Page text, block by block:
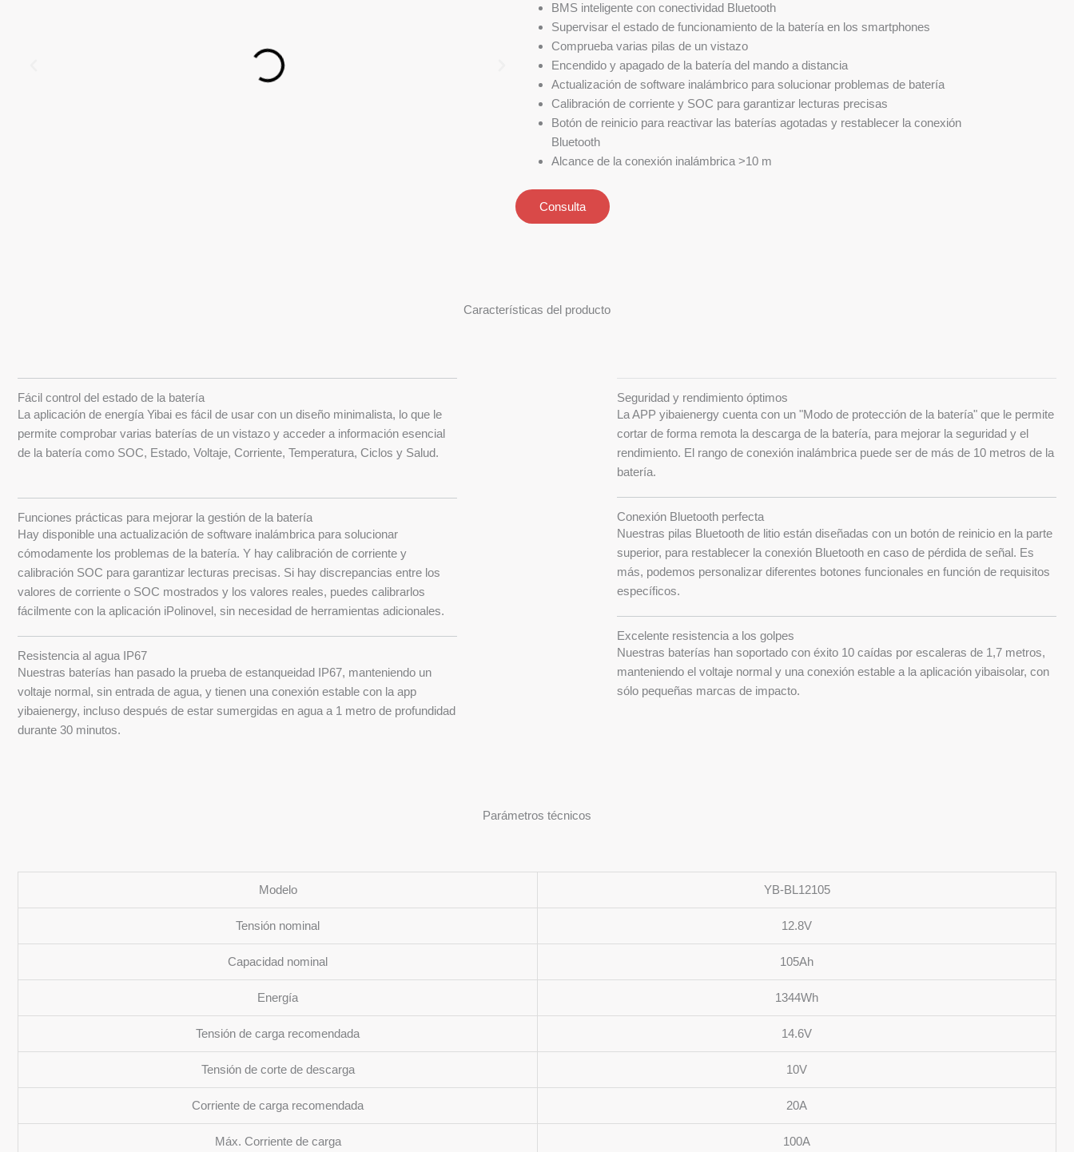
BMS inteligente con conectividad Bluetooth
Supervisar el estado de funcionamiento de la batería en los smartphones
Comprueba varias pilas de un vistazo
Encendido y apagado de la batería del mando a distancia
Actualización de software inalámbrico para solucionar problemas de batería
Calibración de corriente y SOC para garantizar lecturas precisas
Botón de reinicio para reactivar las baterías agotadas y restablecer la conexión
Bluetooth
Alcance de la conexión inalámbrica >10 m
Consulta
Características del producto
Fácil control del estado de la batería
La aplicación de energía Yibai es fácil de usar con un diseño minimalista, lo que le
permite comprobar varias baterías de un vistazo y acceder a información esencial
de la batería como SOC, Estado, Voltaje, Corriente, Temperatura, Ciclos y Salud.
Funciones prácticas para mejorar la gestión de la batería
Hay disponible una actualización de software inalámbrica para solucionar
cómodamente los problemas de la batería. Y hay calibración de corriente y
calibración SOC para garantizar lecturas precisas. Si hay discrepancias entre los
valores de corriente o SOC mostrados y los valores reales, puedes calibrarlos
fácilmente con la aplicación iPolinovel, sin necesidad de herramientas adicionales.
Resistencia al agua IP67
Nuestras baterías han pasado la prueba de estanqueidad IP67, manteniendo un
voltaje normal, sin entrada de agua, y tienen una conexión estable con la app
yibaienergy, incluso después de estar sumergidas en agua a 1 metro de profundidad
durante 30 minutos.
Seguridad y rendimiento óptimos
La APP yibaienergy cuenta con un "Modo de protección de la batería" que le permite
cortar de forma remota la descarga de la batería, para mejorar la seguridad y el
rendimiento. El rango de conexión inalámbrica puede ser de más de 10 metros de la
batería.
Conexión Bluetooth perfecta
Nuestras pilas Bluetooth de litio están diseñadas con un botón de reinicio en la parte
superior, para restablecer la conexión Bluetooth en caso de pérdida de señal. Es
más, podemos personalizar diferentes botones funcionales en función de requisitos
específicos.
Excelente resistencia a los golpes
Nuestras baterías han soportado con éxito 10 caídas por escaleras de 1,7 metros,
manteniendo el voltaje normal y una conexión estable a la aplicación yibaisolar, con
sólo pequeñas marcas de impacto.
Parámetros técnicos
Modelo YB-BL12105
Tensión nominal 12.8V
Capacidad nominal 105Ah
Energía 1344Wh
Tensión de carga recomendada 14.6V
Tensión de corte de descarga 10V
Corriente de carga recomendada 20A
Máx. Corriente de carga 100A